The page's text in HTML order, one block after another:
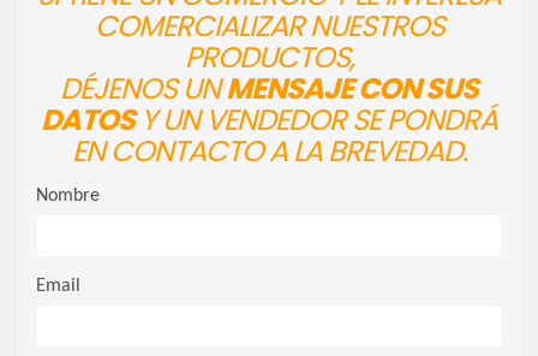
COMERCIALIZAR NUESTROS
PRODUCTOS,
DÉJENOS UNMENSAJE CON SUS
DATOSY UN VENDEDOR SE PONDRÁ
EN CONTACTO A LA BREVEDAD.
Nombre
Email